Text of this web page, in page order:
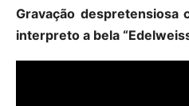
Gravação despretensiosa
interpreto a bela